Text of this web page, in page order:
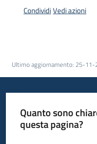
Servizi
Atti
Bandi
CondividiVedi azioni
Ultimo aggiornamento: 25-11-
Quanto sono
questa pagina?